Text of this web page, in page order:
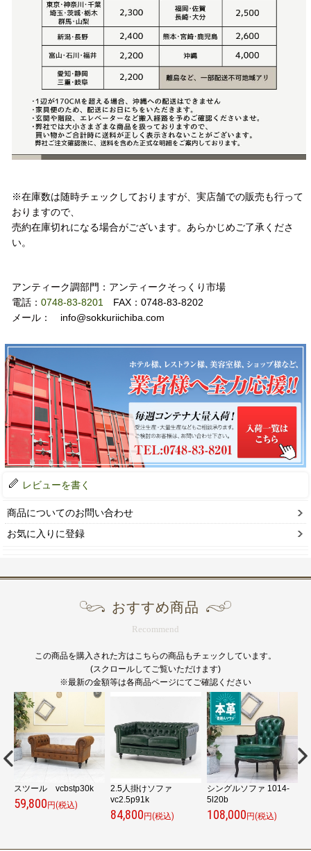
※在庫数は随時チェックしておりますが、実店舗での販売も行って
おりますので、
売約在庫切れになる場合がございます。あらかじめご了承くださ
い。
アンティーク調部門：アンティークそっくり市場
電話： 0748-83-8201
FAX：0748-83-8202
メール： info@sokkuriichiba.com
レビューを書く
商品についてのお問い合わせ
お気に入りに登録
おすすめ商品
Recommend
この商品を購入された方はこちらの商品もチェックしています。
(スクロールしてご覧いただけます)
※最新の金額等は各商品ページにてご確認ください
スツール vcbstp30k
59,800 円(税込)
2.5人掛けソファ
vc2.5p91k
84,800 円(税込)
シングルソファ 1014-
5l20b
108,000 円(税込)